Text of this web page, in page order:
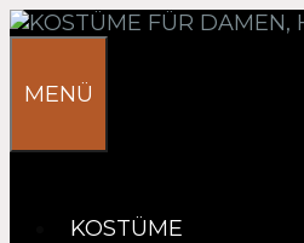
Springe
MENÜ
KOSTÜME